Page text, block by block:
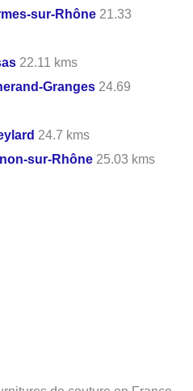
sur-Rhône 21.33
22.11 kms
Granges 24.69
24.7 kms
sur-Rhône 25.03 kms